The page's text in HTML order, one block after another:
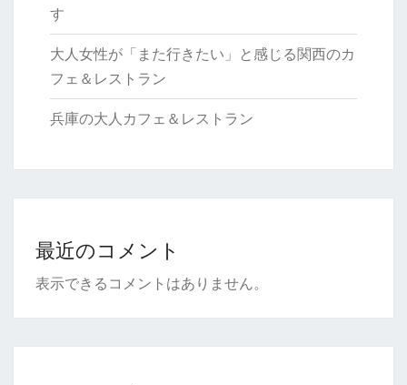
す
大人女性が「また行きたい」と感じる関西のカ
フェ＆レストラン
兵庫の大人カフェ＆レストラン
最近のコメント
表示できるコメントはありません。